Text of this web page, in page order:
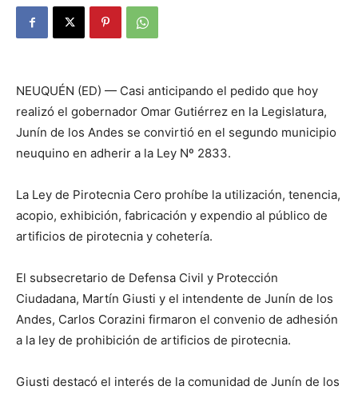
NEUQUÉN (ED) — Casi anticipando el pedido que hoy
realizó el gobernador Omar Gutiérrez en la Legislatura,
Junín de los Andes se convirtió en el segundo municipio
neuquino en adherir a la Ley Nº 2833.
La Ley de Pirotecnia Cero prohíbe la utilización, tenencia,
acopio, exhibición, fabricación y expendio al público de
artificios de pirotecnia y cohetería.
El subsecretario de Defensa Civil y Protección
Ciudadana, Martín Giusti y el intendente de Junín de los
Andes, Carlos Corazini firmaron el convenio de adhesión
a la ley de prohibición de artificios de pirotecnia.
Giusti destacó el interés de la comunidad de Junín de los